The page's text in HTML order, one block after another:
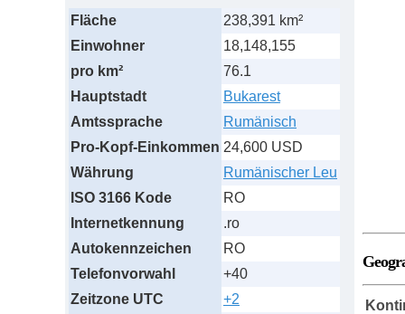
Fläche
238,391 km²
Einwohner
18,148,155
pro km²
76.1
Hauptstadt
Bukarest
Amtssprache
Rumänisch
Pro-Kopf-Einkommen 24,600 USD
Währung
Rumänischer Leu
ISO 3166 Kode
RO
Internetkennung
.ro
Autokennzeichen
RO
Telefonvorwahl
+40
Zeitzone UTC
+2